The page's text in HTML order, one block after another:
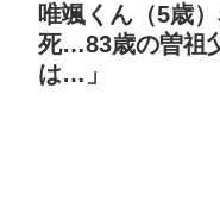
唯颯くん（5歳
死…83歳の曽祖
は…」